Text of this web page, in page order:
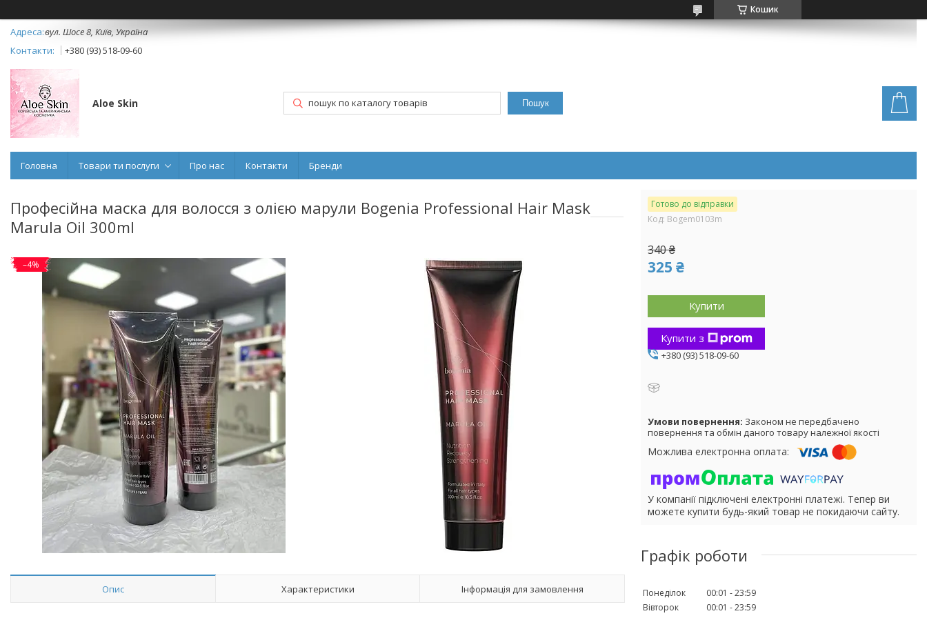
Кошик
вул. Шосе 8, Київ, Україна
+380 (93) 518-09-60
Aloe Skin Пошук
Головна Товари ти послуги Про нас Контакти Бренди
Професійна маска для волосся з олією марули Bogenia Professional Hair Mask
Marula Oil 300ml
–4%
Опис Характеристики Інформація для замовлення
Готово до відправки
Код: Bogem0103m
340 ₴
325 ₴
Купити
Купити з
+380 (93) 518-09-60
Законом не передбачено
повернення та обмін даного товару належної якості
У компанії підключені електронні платежі. Тепер ви
можете купити будь-який товар не покидаючи сайту.
Графік роботи
Понеділок 00:01
23:59
Вівторок
00:01
23:59